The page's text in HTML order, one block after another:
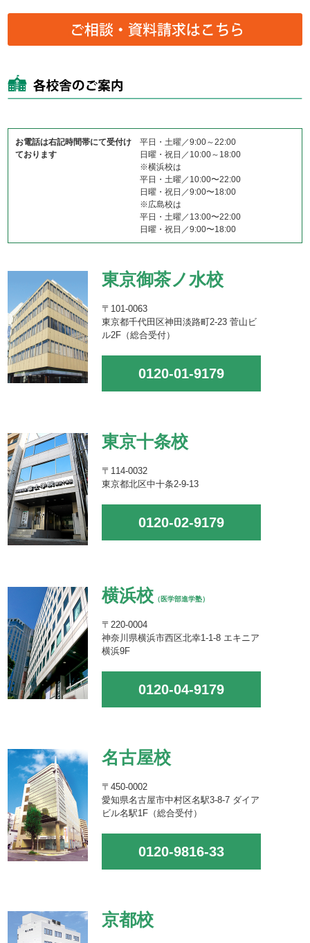
お電話は右記時間帯にて受付け
ております
平日・土曜／9:00～22:00
日曜・祝日／10:00～18:00
※横浜校は
平日・土曜／10:00〜22:00
日曜・祝日／9:00〜18:00
※広島校は
平日・土曜／13:00〜22:00
日曜・祝日／9:00〜18:00
東京御茶ノ水校
〒101-0063
東京都千代田区神田淡路町2-23 菅山ビ
ル2F（総合受付）
0120-01-9179
東京十条校
〒114-0032
東京都北区中十条2-9-13
0120-02-9179
横浜校 （医学部進学塾）
〒220-0004
神奈川県横浜市西区北幸1-1-8 エキニア
横浜9F
0120-04-9179
名古屋校
〒450-0002
愛知県名古屋市中村区名駅3-8-7 ダイア
ビル名駅1F（総合受付）
0120-9816-33
京都校